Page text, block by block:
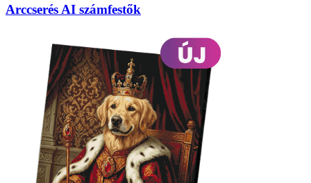
Arccserés AI számfestők